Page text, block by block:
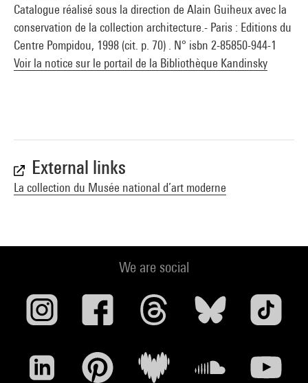
Catalogue réalisé sous la direction de Alain Guiheux avec la
conservation de la collection architecture.- Paris : Editions du
Centre Pompidou, 1998 (cit. p. 70) . N° isbn 2-85850-944-1
Voir la notice sur le portail de la Bibliothèque Kandinsky
External links
La collection du Musée national d’art moderne
We are social